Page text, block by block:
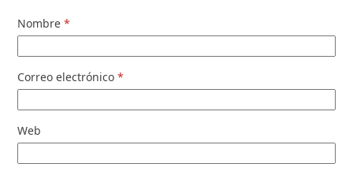
Nombre*
Correo electrónico*
Web